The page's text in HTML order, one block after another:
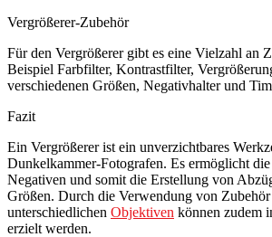
Vergrößerer-Zubehör
Für den Vergrößerer gibt es eine Vielzahl an
Beispiel Farbfilter, Kontrastfilter,
verschiedenen Größen, Negativhalter und
Fazit
Ein Vergrößerer ist ein unverzichtbares
Dunkelkammer-Fotografen. Es ermöglicht
Negativen und somit die Erstellung von
Größen. Durch die Verwendung von
unterschiedlichen Objektiven können zudem
erzielt werden.